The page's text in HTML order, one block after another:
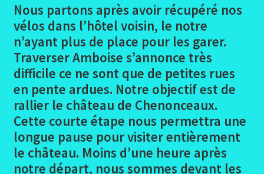
menu
Le Pirinexus
Ouvrir
La Loire à Vélo
menu
enfant
Loire les participants
Loire Le trajet
le
menu
Alès -Varennes
Nous partons après avoir récupéré nos
vélos dans l’hôtel voisin, le notre
n’ayant plus de place pour les garer.
Traverser Amboise s’annonce très
difficile ce ne sont que de petites rues
en pente ardues. Notre objectif est de
rallier le château de Chenonceaux.
Cette courte étape nous permettra une
longue pause pour visiter entièrement
le château. Moins d’une heure après
notre départ, nous sommes devant les